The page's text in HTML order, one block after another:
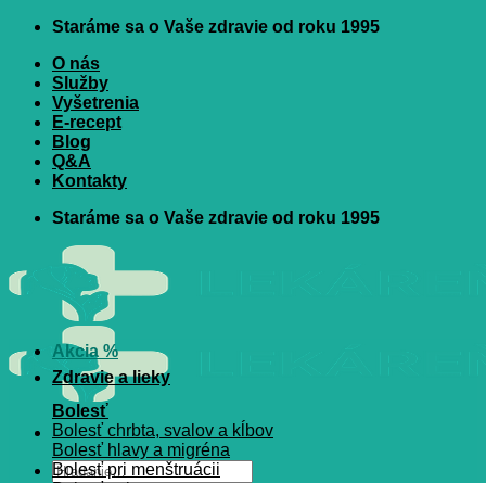
Skip
content
Staráme sa o Vaše zdravie od roku 1995
O nás
Služby
Vyšetrenia
E-recept
Blog
Q&A
Kontakty
Staráme sa o Vaše zdravie od roku 1995
Hľadať:
Akcia %
Zdravie a lieky
Bolesť
Bolesť chrbta, svalov a kĺbov
Bolesť hlavy a migréna
Bolesť pri menštruácii